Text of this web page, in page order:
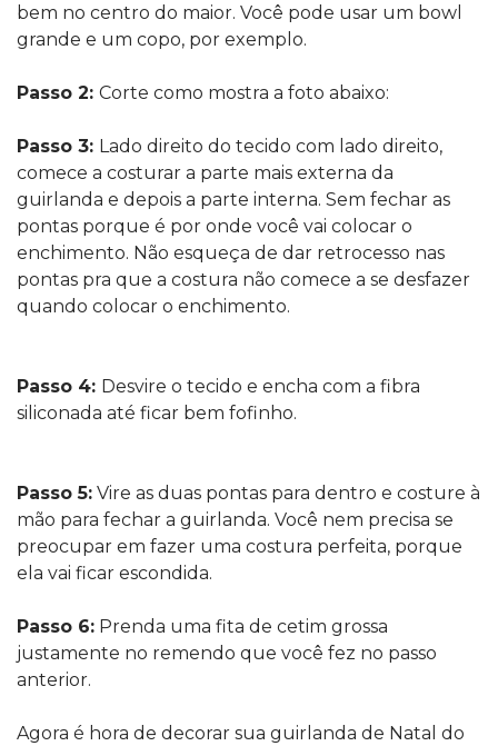
bem no centro do maior. Você pode usar um bowl
grande e um copo, por exemplo.
Passo 2: Corte como mostra a foto abaixo:
Passo 3: Lado direito do tecido com lado direito,
comece a costurar a parte mais externa da
guirlanda e depois a parte interna. Sem fechar as
pontas porque é por onde você vai colocar o
enchimento. Não esqueça de dar retrocesso nas
pontas pra que a costura não comece a se desfazer
quando colocar o enchimento.
Passo 4: Desvire o tecido e encha com a fibra
siliconada até ficar bem fofinho.
Passo 5: Vire as duas pontas para dentro e costure à
mão para fechar a guirlanda. Você nem precisa se
preocupar em fazer uma costura perfeita, porque
ela vai ficar escondida.
Passo 6: Prenda uma fita de cetim grossa
justamente no remendo que você fez no passo
anterior.
Agora é hora de decorar sua guirlanda de Natal do